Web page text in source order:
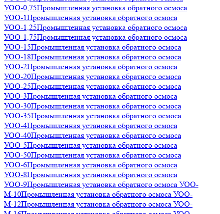
УОО-0,75Промышленная установка обратного осмоса
УОО-1Промышленная установка обратного осмоса
УОО-1,25Промышленная установка обратного осмоса
УОО-1,75Промышленная установка обратного осмоса
УОО-15Промышленная установка обратного осмоса
УОО-18Промышленная установка обратного осмоса
УОО-2Промышленная установка обратного осмоса
УОО-20Промышленная установка обратного осмоса
УОО-25Промышленная установка обратного осмоса
УОО-3Промышленная установка обратного осмоса
УОО-30Промышленная установка обратного осмоса
УОО-35Промышленная установка обратного осмоса
УОО-4Промышленная установка обратного осмоса
УОО-40Промышленная установка обратного осмоса
УОО-5Промышленная установка обратного осмоса
УОО-50Промышленная установка обратного осмоса
УОО-6Промышленная установка обратного осмоса
УОО-8Промышленная установка обратного осмоса
УОО-9Промышленная установка обратного осмоса УОО-
М-10Промышленная установка обратного осмоса УОО-
М-12Промышленная установка обратного осмоса УОО-